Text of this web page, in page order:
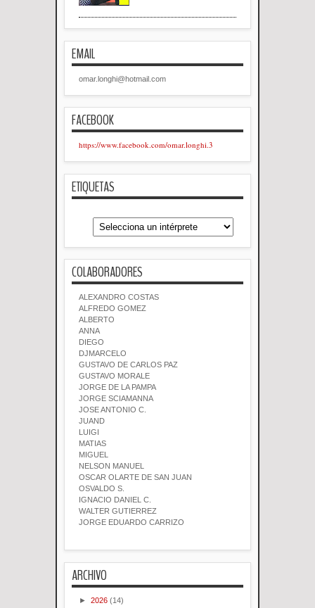
EMAIL
omar.longhi@hotmail.com
FACEBOOK
https://www.facebook.com/omar.longhi.3
ETIQUETAS
COLABORADORES
ALEXANDRO COSTAS
ALFREDO GOMEZ
ALBERTO
ANNA
DIEGO
DJMARCELO
GUSTAVO DE CARLOS PAZ
GUSTAVO MORALE
JORGE DE LA PAMPA
JORGE SCIAMANNA
JOSE ANTONIO C.
JUAND
LUIGI
MATIAS
MIGUEL
NELSON MANUEL
OSCAR OLARTE DE SAN JUAN
OSVALDO S.
IGNACIO DANIEL C.
WALTER GUTIERREZ
JORGE EDUARDO CARRIZO
ARCHIVO
► 2026 (14)